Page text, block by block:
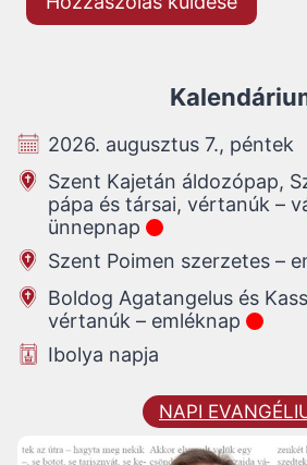
2026. augusztus 7., péntek
Szent Kajetán áldozópap,
pápa és társai, vértanúk –
ünnepnap
Szent Poimen szerzetes –
Boldog Agatangelus és
vértanúk – emléknap
Ibolya napja
NAPI